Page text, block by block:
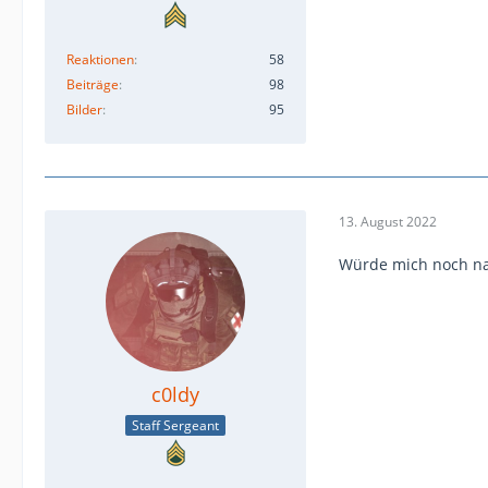
Reaktionen
58
Beiträge
98
Bilder
95
c0ldy
Staff Sergeant
13. August 2022
Würde mich noch